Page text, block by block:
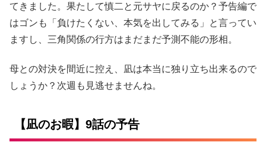
てきました。果たして慎二と元サヤに戻るのか？予告編で
はゴンも「負けたくない、本気を出してみる」と言ってい
ますし、三角関係の行方はまだまだ予測不能の形相。
母との対決を間近に控え、凪は本当に独り立ち出来るので
しょうか？次週も見逃せませんね。
【凪のお暇】9話の予告